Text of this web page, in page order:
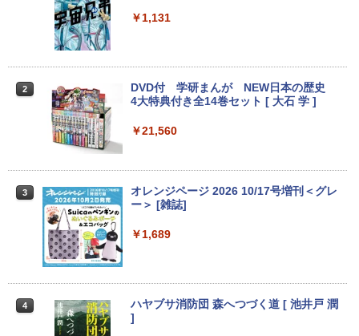
用不可※レビューキャンペーンは除く /
ートパソコン Windows11 Office2019搭
28GB～1TB Webカメラ DVD 無線LAN
店長おまかせPC 初期設定済 送料無料
【中古】
￥9,999
3
超得1,000円OFF｜新生活応援 豪華特典
付き｜最新OS対応 第8世代｜最大180日
保証｜Core i3 第8世代｜中古ノートパソ
コン Windows11 office付き｜中古ノー
Hz | MEM:8GB | SSD:256GB | DVDマル
0T/メモリ16GB(DDR4)/SSD256GB(M.2
￥32,980
レッド 2.9GHz ミニパソコン 静音 M.2 2
242 SATA WIFI6 Bluetooth5.2 4K HDMI
2画面出力 デスクトップPC みにpc 省エ
ネ オフィス高速起動 省電力 静音設計
ub VGA HDMI ディスプレイ PS4 switch
PS | 243V5QHABA/11 | 23.6インチワイ
VI-D・HDMI) | VGAケーブル・電源ケー
ブル付属【30日保証】
￥5,980
L22-4e 21.5インチ ワイド フルHD 1920
×1080 IPS 4ms 250nit リフレッシュレー
ト 100Hz HDMI VGA D-Sub チルト VES
A規格 67D5KAC6JP レノボ ディスプレ
￥1,131
2
DVD付 学研まんが NEW日本の歴史
4大特典付き全14巻セット [ 大石 学 ]
￥21,560
3
オレンジページ 2026 10/17号増刊＜グレ
ー＞ [雑誌]
￥1,689
4
ハヤブサ消防団 森へつづく道 [ 池井戸 潤
]